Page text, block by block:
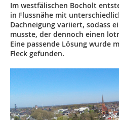
Im westfälischen Bocholt
in Flussnähe mit
Dachneigung variiert, sodass
musste, der dennoch einen
Eine passende Lösung wurde
Fleck gefunden.